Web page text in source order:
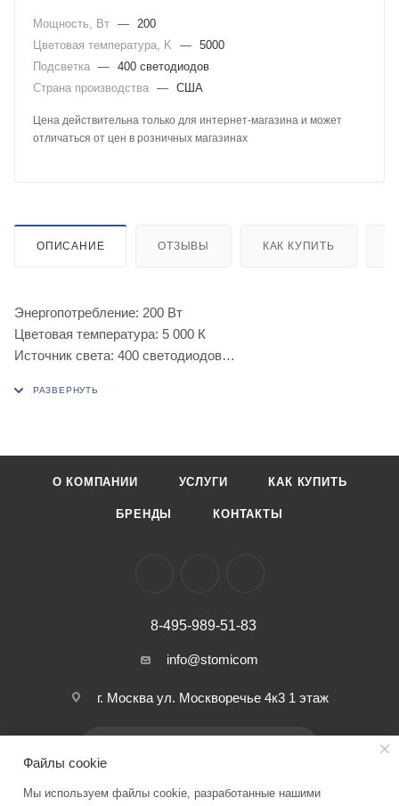
Мощность, Вт — 200
Цветовая температура, K
— 5000
Подсветка — 400 светодиодов
Страна производства — США
Цена действительна только для интернет-магазина и может
отличаться от цен в розничных магазинах
ОПИСАНИЕ ОТЗЫВЫ КАК КУПИТЬ
Энергопотребление: 200 Вт
Цветовая температура: 5 000 К
Источник света: 400 светодиодов
Световой поток: светодиоды CRI 85–30 000 Лм
О КОМПАНИИ УСЛУГИ КАК КУПИТЬ
БРЕНДЫ КОНТАКТЫ
8-495-989-51-83
info@stomicom
г. Москва ул. Москворечье 4к3 1 этаж
Файлы cookie
Мы используем файлы cookie, разработанные нашими